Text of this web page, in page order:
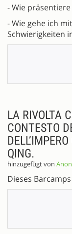
- Wie
- Wie gehe ich
Schwierigkeiten
LA RIVOLTA
CONTESTO
QING.
hinzugefügt von
Dieses